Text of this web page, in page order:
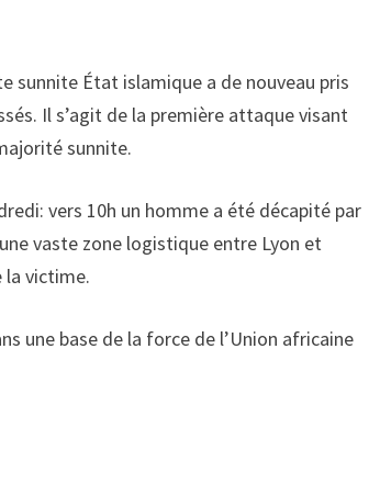
sunnite État islamique a de nouveau pris
Il s’agit de la première attaque visant
sunnite.
vers 10h un homme a été décapité par
vaste zone logistique entre Lyon et
la victime.
une base de la force de l’Union africaine